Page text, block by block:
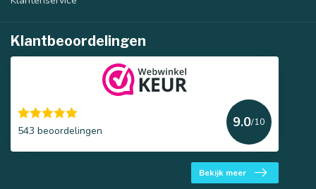
Klantbeoordelingen
543 beoordelingen
9.0/10
Bekijk meer